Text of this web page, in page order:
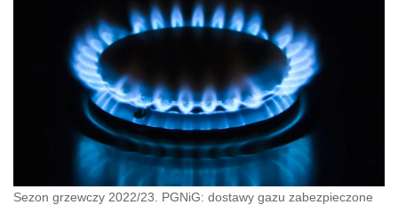
Sezon grzewczy 2022/23. PGNiG: dostawy gazu zabezpieczone